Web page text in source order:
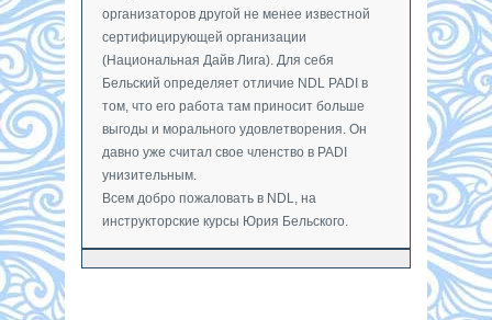
организаторов другой не менее известной
сертифицирующей организации
(Национальная Дайв Лига). Для себя
Бельский определяет отличие NDL PADI в
том, что его работа там приносит больше
выгоды и морального удовлетворения. Он
давно уже считал свое членство в PADI
унизительным.
Всем добро пожаловать в NDL, на
инструкторские курсы Юрия Бельского.